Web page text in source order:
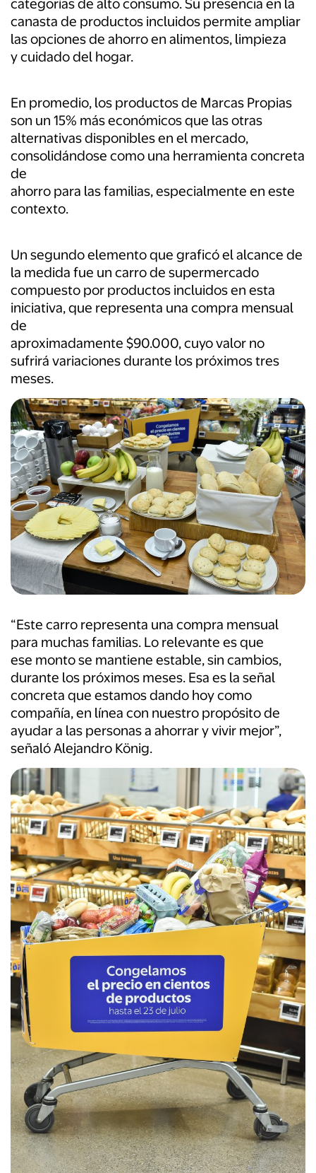
categorías de alto consumo. Su presencia en la
canasta de productos incluidos permite ampliar
las opciones de ahorro en alimentos, limpieza
y cuidado del hogar.
En promedio, los productos de Marcas Propias
son un 15% más económicos que las otras
alternativas disponibles en el mercado,
consolidándose como una herramienta concreta
de
ahorro para las familias, especialmente en este
contexto.
Un segundo elemento que graficó el alcance de
la medida fue un carro de supermercado
compuesto por productos incluidos en esta
iniciativa, que representa una compra mensual
de
aproximadamente $90.000, cuyo valor no
sufrirá variaciones durante los próximos tres
meses.
“Este carro representa una compra mensual
para muchas familias. Lo relevante es que
ese monto se mantiene estable, sin cambios,
durante los próximos meses. Esa es la señal
concreta que estamos dando hoy como
compañía, en línea con nuestro propósito de
ayudar a las personas a ahorrar y vivir mejor”,
señaló Alejandro König.